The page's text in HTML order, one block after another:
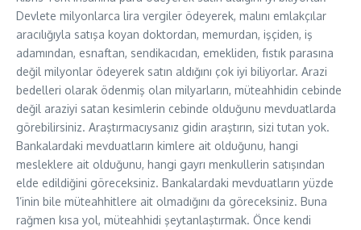
Devlete milyonlarca lira vergiler ödeyerek, malını emlakçılar
aracılığıyla satışa koyan doktordan, memurdan, işçiden, iş
adamından, esnaftan, sendikacıdan, emekliden, fıstık parasına
değil milyonlar ödeyerek satın aldığını çok iyi biliyorlar. Arazi
bedelleri olarak ödenmiş olan milyarların, müteahhidin cebinde
değil araziyi satan kesimlerin cebinde olduğunu mevduatlarda
görebilirsiniz. Araştırmacıysanız gidin araştırın, sizi tutan yok.
Bankalardaki mevduatların kimlere ait olduğunu, hangi
mesleklere ait olduğunu, hangi gayrı menkullerin satışından
elde edildiğini göreceksiniz. Bankalardaki mevduatların yüzde
1’inin bile müteahhitlere ait olmadığını da göreceksiniz. Buna
rağmen kısa yol, müteahhidi şeytanlaştırmak. Önce kendi